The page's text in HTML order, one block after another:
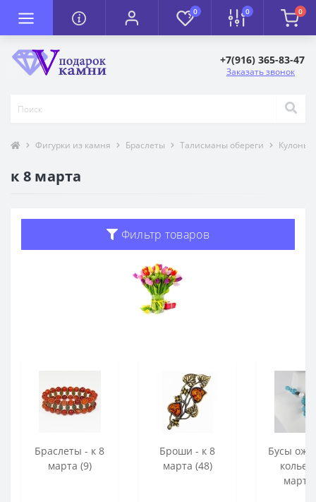
0 0 0
+7(916) 365-83-47
Заказать звонок
Фигурки из камня Браслеты Талисманы обереги Кулоны
к 8 марта
Фильтр товаров
Браслеты - к 8
марта (9)
Броши - к 8
марта (48)
Бусы
колье
марта